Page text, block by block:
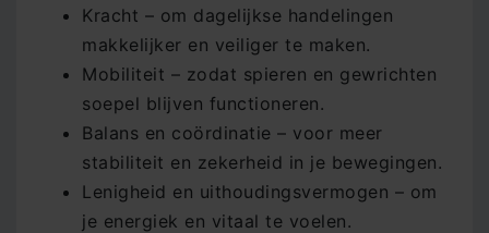
Kracht – om dagelijkse handelingen
makkelijker en veiliger te maken.
Mobiliteit – zodat spieren en gewrichten
soepel blijven functioneren.
Balans en coördinatie – voor meer
stabiliteit en zekerheid in je bewegingen.
Lenigheid en uithoudingsvermogen – om
je energiek en vitaal te voelen.